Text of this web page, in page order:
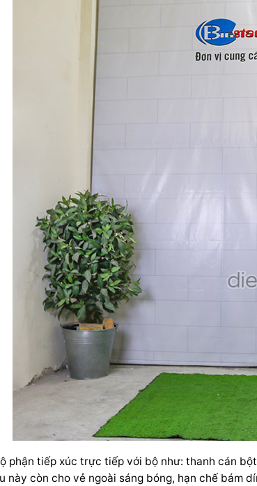
phận tiếp xúc trực tiếp với bộ như: thanh cán
này còn cho vẻ ngoài sáng bóng, hạn chế bám